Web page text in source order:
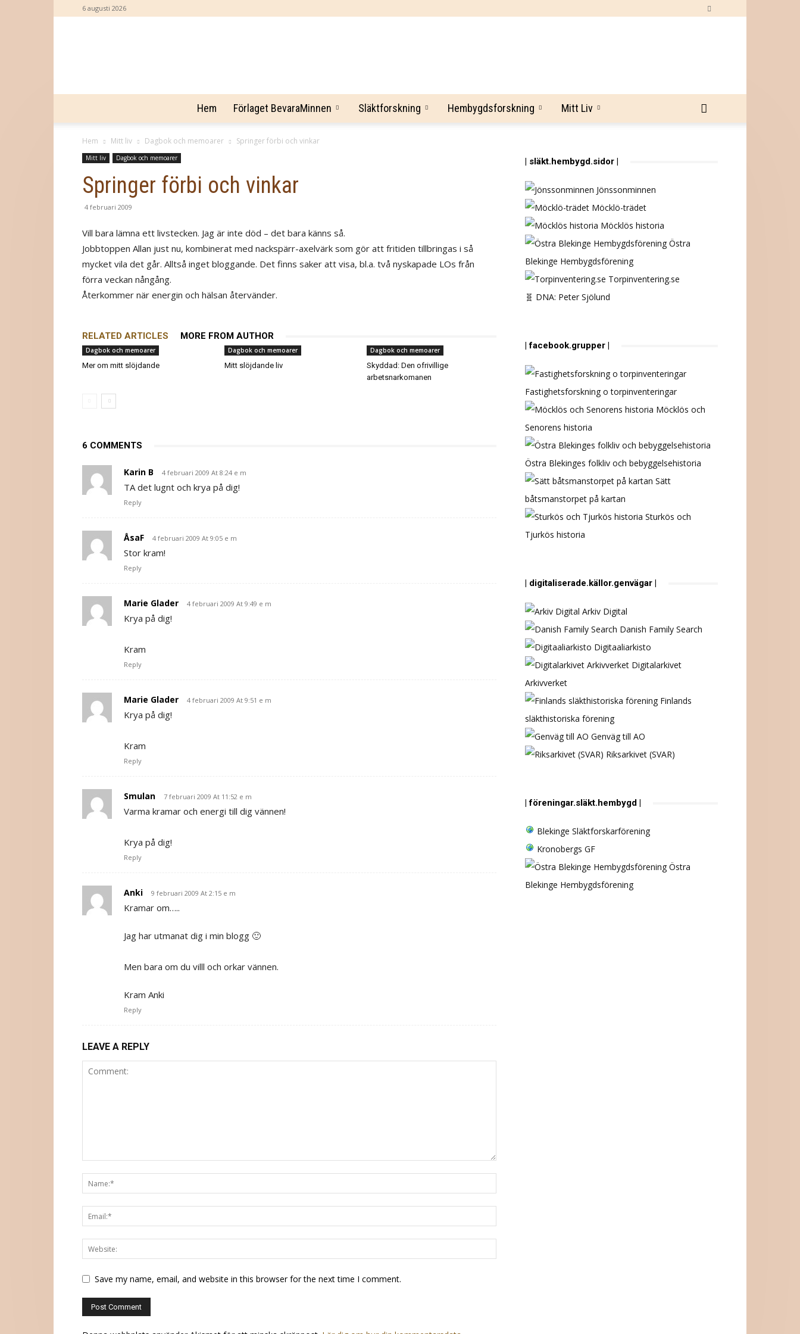
6 augusti 2026
BevaraMinnen
Hem Förlaget BevaraMinnen Släktforskning Hembygdsforskning Mitt Liv
Hem Mitt liv Dagbok och memoarer Springer förbi och vinkar
Mitt liv Dagbok och memoarer
Springer förbi och vinkar
4 februari 2009
Vill bara lämna ett livstecken. Jag är inte död – det bara känns så.
Jobbtoppen Allan just nu, kombinerat med nackspärr-axelvärk som gör att fritiden tillbringas i så
mycket vila det går. Alltså inget bloggande. Det finns saker att visa, bl.a. två nyskapade LOs från
förra veckan nångång.
Återkommer när energin och hälsan återvänder.
RELATED ARTICLES MORE FROM AUTHOR
Dagbok och memoarer
Mer om mitt slöjdande
Dagbok och memoarer
Mitt slöjdande liv
Dagbok och memoarer
Skyddad: Den ofrivillige
arbetsnarkomanen
6 COMMENTS
Karin B 4 februari 2009 At 8:24 e m
TA det lugnt och krya på dig!
Reply
ÅsaF 4 februari 2009 At 9:05 e m
Stor kram!
Reply
Marie Glader 4 februari 2009 At 9:49 e m
Krya på dig!
Kram
Reply
Marie Glader 4 februari 2009 At 9:51 e m
Krya på dig!
Kram
Reply
Smulan 7 februari 2009 At 11:52 e m
Varma kramar och energi till dig vännen!
Krya på dig!
Reply
Anki 9 februari 2009 At 2:15 e m
Kramar om…..
Jag har utmanat dig i min blogg 🙂
Men bara om du villl och orkar vännen.
Kram Anki
Reply
LEAVE A REPLY
Save my name, email, and website in this browser for the next time I comment.
| släkt.hembygd.sidor |
Jönssonminnen
Möcklö-trädet
Möcklös historia
Östra
Blekinge Hembygdsförening
Torpinventering.se
🧬 DNA: Peter Sjölund
| facebook.grupper |
Fastighetsforskning o torpinventeringar
Möcklös och
Senorens historia
Östra Blekinges folkliv och bebyggelsehistoria
Sätt
båtsmanstorpet på kartan
Sturkös och
Tjurkös historia
| digitaliserade.källor.genvägar |
Arkiv Digital
Danish Family Search
Digitaaliarkisto
Digitalarkivet
Arkivverket
Finlands
släkthistoriska förening
Genväg till AO
Riksarkivet (SVAR)
| föreningar.släkt.hembygd |
Blekinge Släktforskarförening
Kronobergs GF
Östra
Blekinge Hembygdsförening